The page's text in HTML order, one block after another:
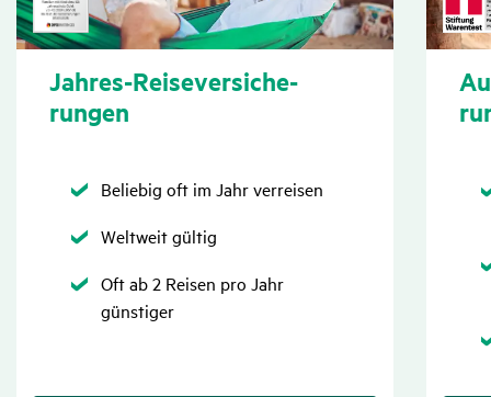
Jahres-Reise­ver­si­che­
rungen
Zutreffend
Beliebig oft im Jahr verreisen
Zutreffend
Weltweit gültig
Zutreffend
Oft ab 2 Reisen pro Jahr
günstiger